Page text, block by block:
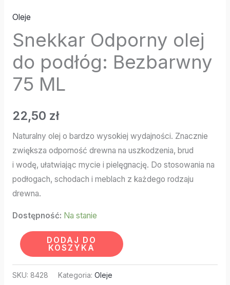
Oleje
Snekkar Odporny olej
do podłóg: Bezbarwny
75 ML
22,50 zł
Naturalny olej o bardzo wysokiej wydajności. Znacznie
zwiększa odporność drewna na uszkodzenia, brud
i wodę, ułatwiając mycie i pielęgnację. Do stosowania na
podłogach, schodach i meblach z każdego rodzaju
drewna.
Dostępność: Na stanie
DODAJ DO
KOSZYKA
SKU: 8428 Kategoria: Oleje